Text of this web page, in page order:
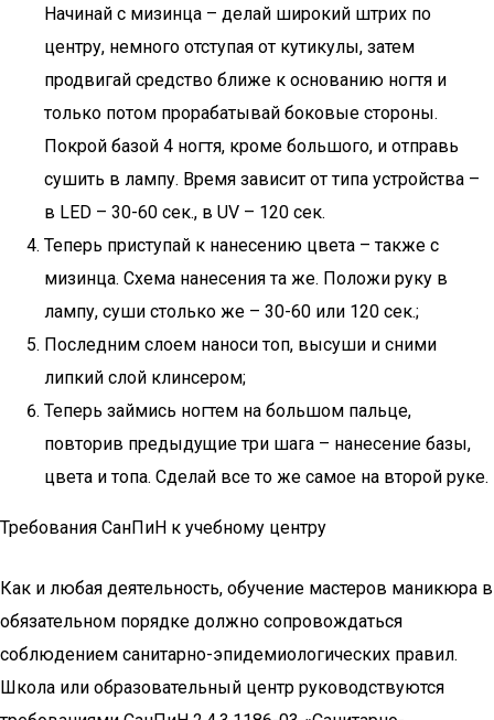
Начинай с мизинца – делай широкий штрих по
центру, немного отступая от кутикулы, затем
продвигай средство ближе к основанию ногтя и
только потом прорабатывай боковые стороны.
Покрой базой 4 ногтя, кроме большого, и отправь
сушить в лампу. Время зависит от типа устройства –
в LED – 30-60 сек., в UV – 120 сек.
Теперь приступай к нанесению цвета – также с
мизинца. Схема нанесения та же. Положи руку в
лампу, суши столько же – 30-60 или 120 сек.;
Последним слоем наноси топ, высуши и сними
липкий слой клинсером;
Теперь займись ногтем на большом пальце,
повторив предыдущие три шага – нанесение базы,
цвета и топа. Сделай все то же самое на второй руке.
Требования СанПиН к учебному центру
Как и любая деятельность, обучение мастеров маникюра в
обязательном порядке должно сопровождаться
соблюдением санитарно-эпидемиологических правил.
Школа или образовательный центр руководствуются